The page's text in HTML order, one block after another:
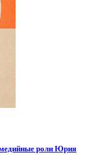
роли Юрия